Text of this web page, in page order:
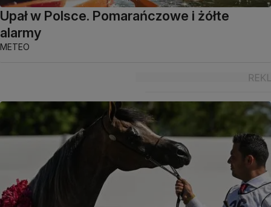
Upał w Polsce. Pomarańczowe i żółte
alarmy
METEO